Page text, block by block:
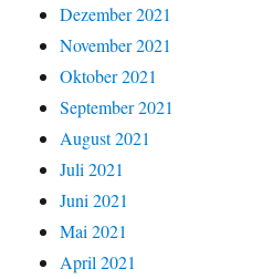
Dezember 2021
November 2021
Oktober 2021
September 2021
August 2021
Juli 2021
Juni 2021
Mai 2021
April 2021